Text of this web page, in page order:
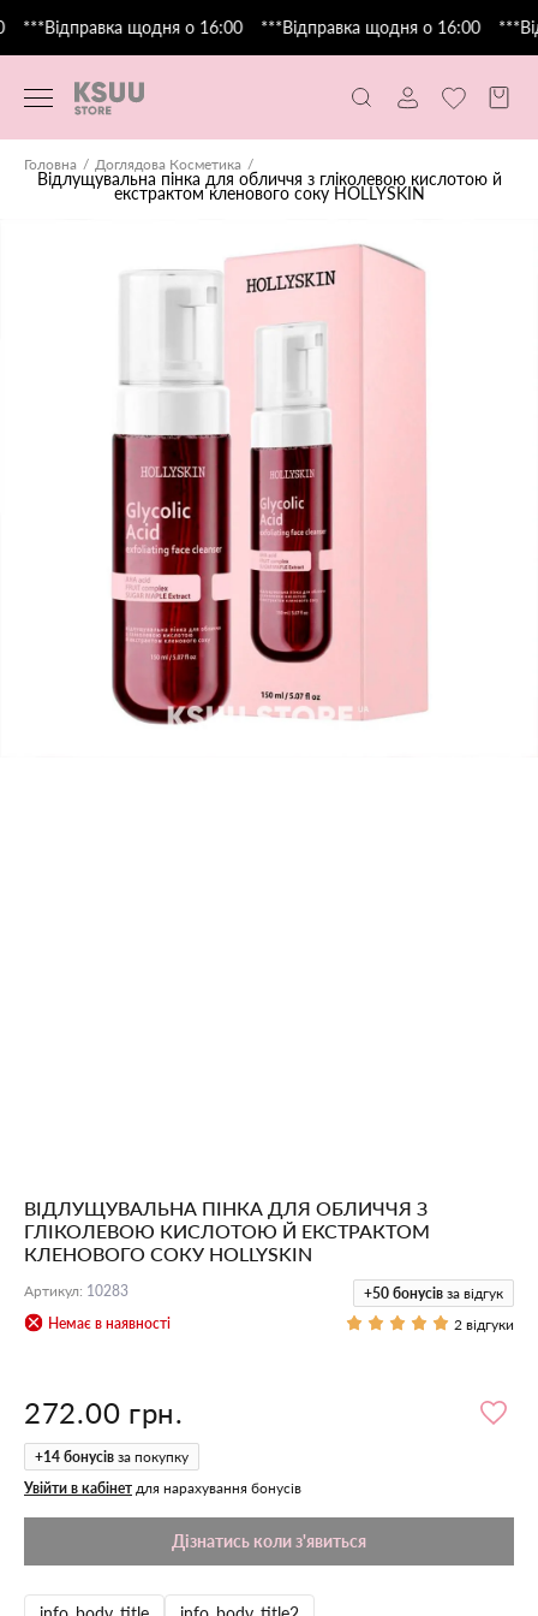
***Відправка щодня о 16:00 ***Відправка щодня о 16:00
Головна Доглядова Косметика
Відлущувальна пінка для обличчя з гліколевою кислотою й
екстрактом кленового соку HOLLYSKIN
ВІДЛУЩУВАЛЬНА ПІНКА ДЛЯ ОБЛИЧЧЯ З
ГЛІКОЛЕВОЮ КИСЛОТОЮ Й ЕКСТРАКТОМ
КЛЕНОВОГО СОКУ HOLLYSKIN
Артикул: 10283
Немає в наявності
+50 бонусів за відгук
2 відгуки
272.00 грн.
+14 бонусів за покупку
Увійти в кабінет для нарахування бонусів
Дізнатись коли з'явиться